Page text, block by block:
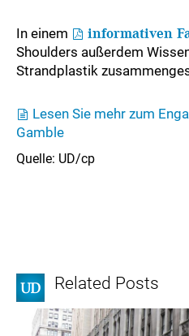
In einem informativen
Shoulders außerdem
Strandplastik
Lesen Sie mehr zum
Gamble
Quelle: UD/cp
Related Posts